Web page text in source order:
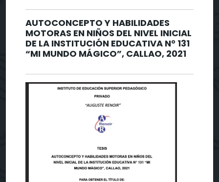
AUTOCONCEPTO Y HABILIDADES
MOTORAS EN NIÑOS DEL NIVEL INICIAL
DE LA INSTITUCIÓN EDUCATIVA N° 131
“MI MUNDO MÁGICO”, CALLAO, 2021